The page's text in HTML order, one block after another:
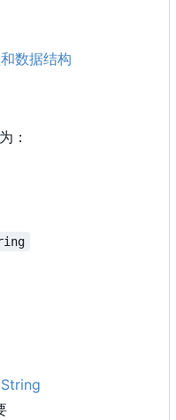
数据结构
：